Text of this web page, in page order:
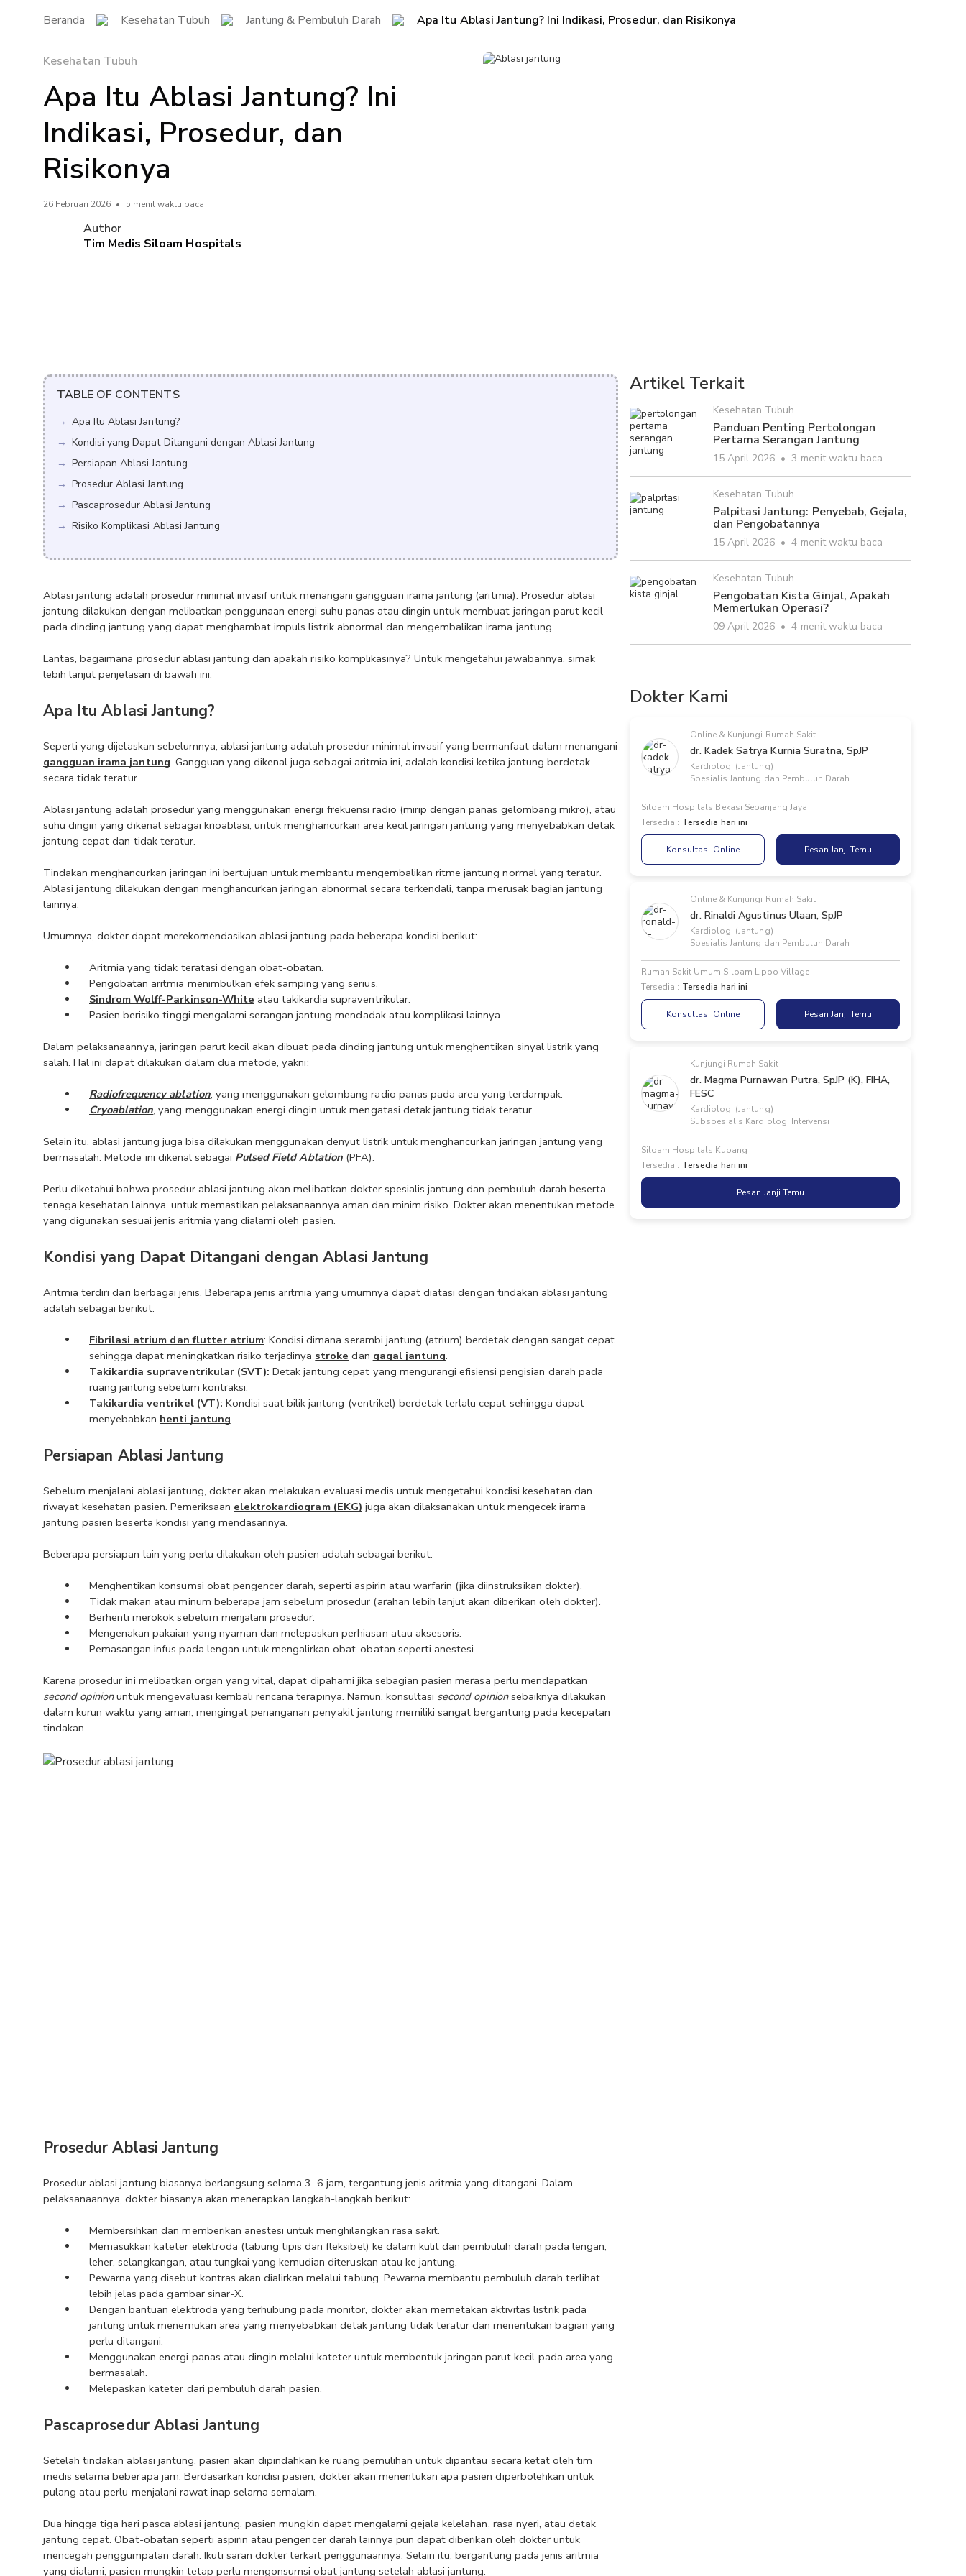
Beranda Kesehatan Tubuh Jantung & Pembuluh Darah Apa Itu Ablasi Jantung? Ini Indikasi, Prosedur, dan Risikonya
Kesehatan Tubuh
Apa Itu Ablasi Jantung? Ini
Indikasi, Prosedur, dan
Risikonya
26 Februari 2026 • 5 menit waktu baca
Author
Tim Medis Siloam Hospitals
TABLE OF CONTENTS
Apa Itu Ablasi Jantung?
Kondisi yang Dapat Ditangani dengan Ablasi Jantung
Persiapan Ablasi Jantung
Prosedur Ablasi Jantung
Pascaprosedur Ablasi Jantung
Risiko Komplikasi Ablasi Jantung
Ablasi jantung adalah prosedur minimal invasif untuk menangani gangguan irama jantung (aritmia). Prosedur ablasi
jantung dilakukan dengan melibatkan penggunaan energi suhu panas atau dingin untuk membuat jaringan parut kecil
pada dinding jantung yang dapat menghambat impuls listrik abnormal dan mengembalikan irama jantung.
Lantas, bagaimana prosedur ablasi jantung dan apakah risiko komplikasinya? Untuk mengetahui jawabannya, simak
lebih lanjut penjelasan di bawah ini.
Apa Itu Ablasi Jantung?
gangguan irama jantung. Gangguan yang dikenal juga sebagai aritmia ini, adalah kondisi ketika jantung berdetak
secara tidak teratur.
Ablasi jantung adalah prosedur yang menggunakan energi frekuensi radio (mirip dengan panas gelombang mikro), atau
suhu dingin yang dikenal sebagai krioablasi, untuk menghancurkan area kecil jaringan jantung yang menyebabkan detak
jantung cepat dan tidak teratur.
Tindakan menghancurkan jaringan ini bertujuan untuk membantu mengembalikan ritme jantung normal yang teratur.
Ablasi jantung dilakukan dengan menghancurkan jaringan abnormal secara terkendali, tanpa merusak bagian jantung
lainnya.
Umumnya, dokter dapat merekomendasikan ablasi jantung pada beberapa kondisi berikut:
Aritmia yang tidak teratasi dengan obat-obatan.
Pengobatan aritmia menimbulkan efek samping yang serius.
Sindrom Wolff-Parkinson-White atau takikardia supraventrikular.
Pasien berisiko tinggi mengalami serangan jantung mendadak atau komplikasi lainnya.
Dalam pelaksanaannya, jaringan parut kecil akan dibuat pada dinding jantung untuk menghentikan sinyal listrik yang
salah. Hal ini dapat dilakukan dalam dua metode, yakni:
Radiofrequency ablation, yang menggunakan gelombang radio panas pada area yang terdampak.
Cryoablation, yang menggunakan energi dingin untuk mengatasi detak jantung tidak teratur.
Selain itu, ablasi jantung juga bisa dilakukan menggunakan denyut listrik untuk menghancurkan jaringan jantung yang
bermasalah. Metode ini dikenal sebagai Pulsed Field Ablation (PFA).
Perlu diketahui bahwa prosedur ablasi jantung akan melibatkan dokter spesialis jantung dan pembuluh darah beserta
tenaga kesehatan lainnya, untuk memastikan pelaksanaannya aman dan minim risiko. Dokter akan menentukan metode
yang digunakan sesuai jenis aritmia yang dialami oleh pasien.
Kondisi yang Dapat Ditangani dengan Ablasi Jantung
Aritmia terdiri dari berbagai jenis. Beberapa jenis aritmia yang umumnya dapat diatasi dengan tindakan ablasi jantung
adalah sebagai berikut:
Fibrilasi atrium dan flutter atrium: Kondisi dimana serambi jantung (atrium) berdetak dengan sangat cepat
sehingga dapat meningkatkan risiko terjadinya stroke dan gagal jantung.
Takikardia supraventrikular (SVT): Detak jantung cepat yang mengurangi efisiensi pengisian darah pada
ruang jantung sebelum kontraksi.
Takikardia ventrikel (VT): Kondisi saat bilik jantung (ventrikel) berdetak terlalu cepat sehingga dapat
menyebabkan henti jantung.
Persiapan Ablasi Jantung
Sebelum menjalani ablasi jantung, dokter akan melakukan evaluasi medis untuk mengetahui kondisi kesehatan dan
riwayat kesehatan pasien. Pemeriksaan elektrokardiogram (EKG) juga akan dilaksanakan untuk mengecek irama
jantung pasien beserta kondisi yang mendasarinya.
Beberapa persiapan lain yang perlu dilakukan oleh pasien adalah sebagai berikut:
Menghentikan konsumsi obat pengencer darah, seperti aspirin atau warfarin (jika diinstruksikan dokter).
Tidak makan atau minum beberapa jam sebelum prosedur (arahan lebih lanjut akan diberikan oleh dokter).
Berhenti merokok sebelum menjalani prosedur.
Mengenakan pakaian yang nyaman dan melepaskan perhiasan atau aksesoris.
Pemasangan infus pada lengan untuk mengalirkan obat-obatan seperti anestesi.
second opinion untuk mengevaluasi kembali rencana terapinya. Namun, konsultasi second opinion sebaiknya dilakukan
dalam kurun waktu yang aman, mengingat penanganan penyakit jantung memiliki sangat bergantung pada kecepatan
tindakan.
Prosedur Ablasi Jantung
Prosedur ablasi jantung biasanya berlangsung selama 3–6 jam, tergantung jenis aritmia yang ditangani. Dalam
pelaksanaannya, dokter biasanya akan menerapkan langkah-langkah berikut:
Membersihkan dan memberikan anestesi untuk menghilangkan rasa sakit.
Memasukkan kateter elektroda (tabung tipis dan fleksibel) ke dalam kulit dan pembuluh darah pada lengan,
leher, selangkangan, atau tungkai yang kemudian diteruskan atau ke jantung.
Pewarna yang disebut kontras akan dialirkan melalui tabung. Pewarna membantu pembuluh darah terlihat
lebih jelas pada gambar sinar-X.
Dengan bantuan elektroda yang terhubung pada monitor, dokter akan memetakan aktivitas listrik pada
jantung untuk menemukan area yang menyebabkan detak jantung tidak teratur dan menentukan bagian yang
perlu ditangani.
Menggunakan energi panas atau dingin melalui kateter untuk membentuk jaringan parut kecil pada area yang
bermasalah.
Melepaskan kateter dari pembuluh darah pasien.
Pascaprosedur Ablasi Jantung
Setelah tindakan ablasi jantung, pasien akan dipindahkan ke ruang pemulihan untuk dipantau secara ketat oleh tim
medis selama beberapa jam. Berdasarkan kondisi pasien, dokter akan menentukan apa pasien diperbolehkan untuk
pulang atau perlu menjalani rawat inap selama semalam.
Dua hingga tiga hari pasca ablasi jantung, pasien mungkin dapat mengalami gejala kelelahan, rasa nyeri, atau detak
jantung cepat. Obat-obatan seperti aspirin atau pengencer darah lainnya pun dapat diberikan oleh dokter untuk
mencegah penggumpalan darah. Ikuti saran dokter terkait penggunaannya. Selain itu, bergantung pada jenis aritmia
yang dialami, pasien mungkin tetap perlu mengonsumsi obat jantung setelah ablasi jantung.
Artikel Terkait
Kesehatan Tubuh
Panduan Penting Pertolongan
Pertama Serangan Jantung
15 April 2026 • 3 menit waktu baca
Kesehatan Tubuh
Palpitasi Jantung: Penyebab, Gejala,
dan Pengobatannya
15 April 2026 • 4 menit waktu baca
Kesehatan Tubuh
Pengobatan Kista Ginjal, Apakah
Memerlukan Operasi?
09 April 2026 • 4 menit waktu baca
Dokter Kami
Online & Kunjungi Rumah Sakit
dr. Kadek Satrya Kurnia Suratna, SpJP
Kardiologi (Jantung)
Spesialis Jantung dan Pembuluh Darah
Siloam Hospitals Bekasi Sepanjang Jaya
Tersedia : Tersedia hari ini
Konsultasi Online Pesan Janji Temu
Online & Kunjungi Rumah Sakit
dr. Rinaldi Agustinus Ulaan, SpJP
Kardiologi (Jantung)
Spesialis Jantung dan Pembuluh Darah
Rumah Sakit Umum Siloam Lippo Village
Tersedia : Tersedia hari ini
Konsultasi Online Pesan Janji Temu
Kunjungi Rumah Sakit
dr. Magma Purnawan Putra, SpJP (K), FIHA,
FESC
Kardiologi (Jantung)
Subspesialis Kardiologi Intervensi
Siloam Hospitals Kupang
Tersedia : Tersedia hari ini
Pesan Janji Temu